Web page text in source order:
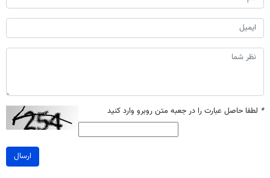
* لطفا حاصل عبارت را در جعبه متن روبرو وارد کنید
ارسال